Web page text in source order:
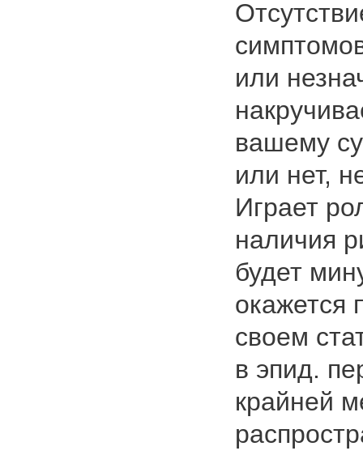
или
вашему
или нет,
Играет
наличия
будет
окажется
своем
в эпид.
крайней